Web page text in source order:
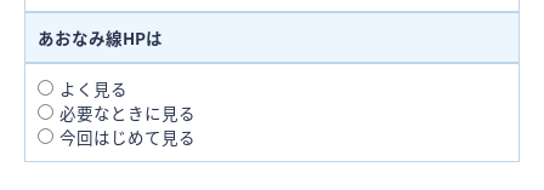
あおなみ線HPは
よく見る
必要なときに見る
今回はじめて見る